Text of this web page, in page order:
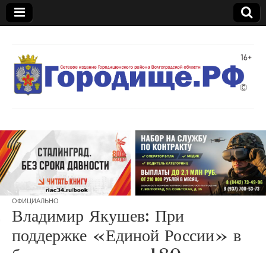
Газета
"Междуречье"
ОФИЦИАЛЬНО
Владимир Якушев: При
поддержке «Единой России» в